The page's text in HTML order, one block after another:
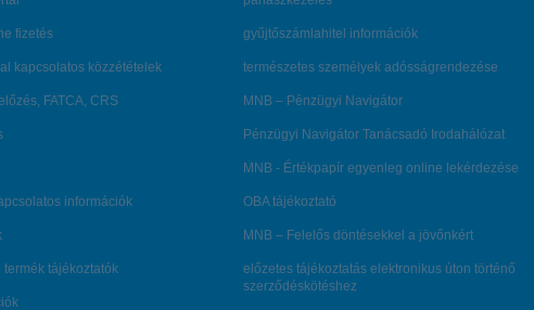
fizetés
kapcsolatos közzétételek
FATCA, CRS
információk
termék tájékoztatók
gyűjtőszámlahitel információk
természetes személyek adósságrendezése
MNB – Pénzügyi Navigátor
Pénzügyi Navigátor Tanácsadó Irodahálózat
MNB - Értékpapír egyenleg online lekérdezése
OBA tájékoztató
MNB – Felelős döntésekkel a jövőnkért
előzetes tájékoztatás elektronikus úton történő
szerződéskötéshez